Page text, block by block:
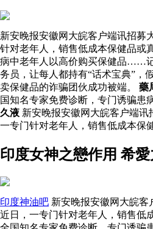
新安晚报安徽网大皖客户端讯招募
针对老年人，销售低成本保健品或
病中老年人以高价购买保健品……
务员，让每人都持有“话术宝典”
卖保健品的诈骗团伙成功被端。 藥
国知名专家免费诊断，专门诱骗
久液 新安晚报安徽网大皖客户端
一专门针对老年人，销售低成本保
印度女神之戀作用 希
印度神油吧 新安晚报安徽网大皖
近日，一专门针对老年人，销售低